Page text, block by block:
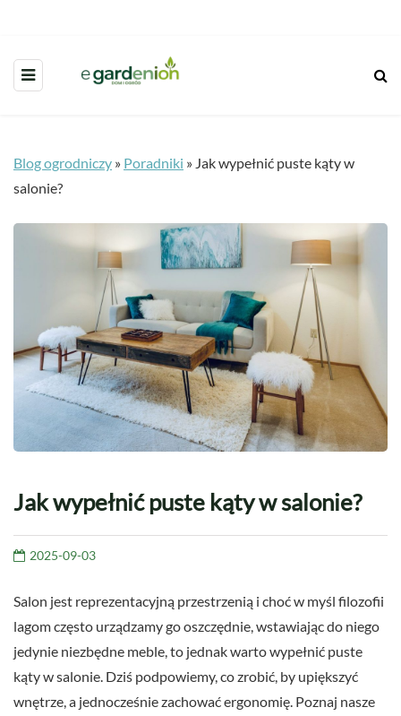
Blog ogrodniczy » Poradniki » Jak wypełnić puste kąty w
salonie?
Jak wypełnić puste kąty w salonie?
2025-09-03
Salon jest reprezentacyjną przestrzenią i choć w myśl filozofii
lagom często urządzamy go oszczędnie, wstawiając do niego
jedynie niezbędne meble, to jednak warto wypełnić puste
kąty w salonie. Dziś podpowiemy, co zrobić, by upiększyć
wnętrze, a jednocześnie zachować ergonomię. Poznaj nasze